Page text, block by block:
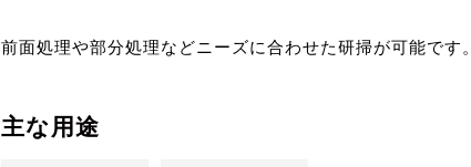
前面処理や部分処理などニーズに合わせた研掃が可能です。
主な用途